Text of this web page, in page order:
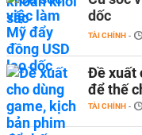
dốc
TÀI CHÍNH -
Đề xuất
để thế
TÀI CHÍNH -